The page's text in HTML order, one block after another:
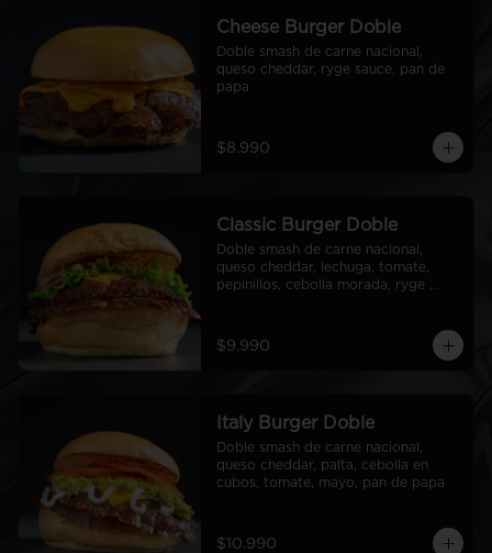
Cheese Burger Doble
Doble smash de carne nacional,
queso cheddar, ryge sauce, pan de
papa
$8.990
Classic Burger Doble
Doble smash de carne nacional,
queso cheddar, lechuga, tomate,
pepinillos, cebolla morada, ryge
$9.990
Italy Burger Doble
Doble smash de carne nacional,
queso cheddar, palta, cebolla en
cubos, tomate, mayo, pan de papa
$10.990